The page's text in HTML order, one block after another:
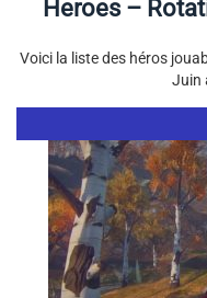
Heroes –
Voici la liste des héros
Juin